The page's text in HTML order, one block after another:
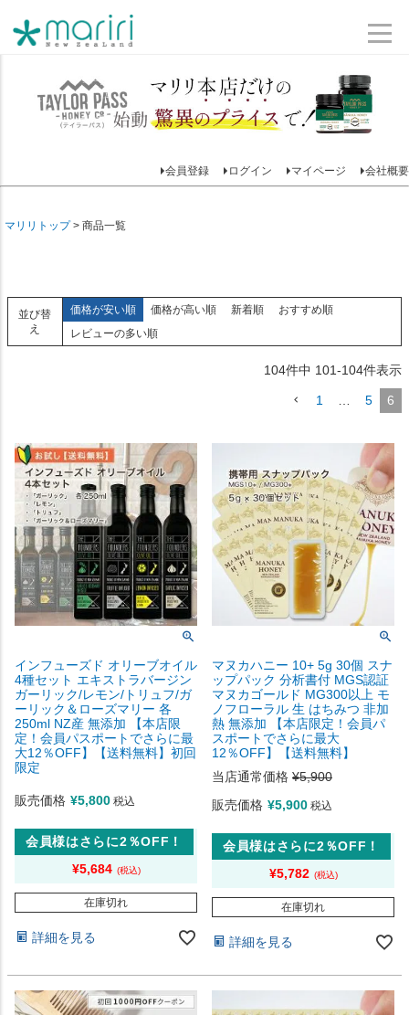
会員登録 ログイン マイページ 会社概要
マリリトップ 商品一覧
並び替
え
価格が安い順 価格が高い順 新着順
おすすめ順
レビューの多い順
104件中 101-104件表示
1 5 6
インフューズド オリーブオイル
4種セット エキストラバージン
ガーリック/レモン/トリュフ/ガ
ーリック＆ローズマリー 各
250ml NZ産 無添加 【本店限
定！会員パスポートでさらに最
大12％OFF】【送料無料】初回
限定
販売価格 ¥5,800 税込
会員様はさらに2％OFF！
¥5,684
在庫切れ
詳細を見る
マヌカハニー 10+ 5g 30個 スナ
ップパック 分析書付 MGS認証
マヌカゴールド MG300以上 モ
ノフローラル 生 はちみつ 非加
熱 無添加 【本店限定！会員パ
スポートでさらに最大
12％OFF】【送料無料】
当店通常価格 ¥5,900
販売価格 ¥5,900 税込
会員様はさらに2％OFF！
¥5,782
在庫切れ
詳細を見る